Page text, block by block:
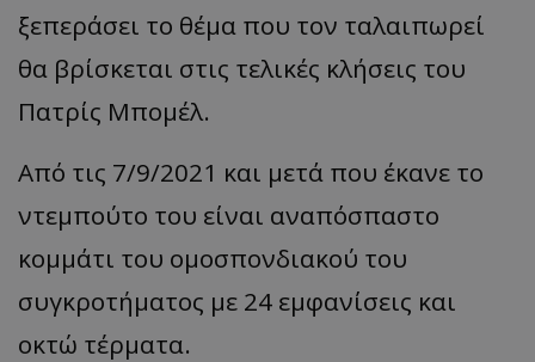
ξεπεράσει το θέμα που τον ταλαιπωρεί
θα βρίσκεται στις τελικές κλήσεις του
Πατρίς Μπομέλ.
Aπό τις 7/9/2021 και μετά που έκανε το
ντεμπούτο του είναι αναπόσπαστο
κομμάτι του ομοσπονδιακού του
συγκροτήματος με 24 εμφανίσεις και
οκτώ τέρματα.